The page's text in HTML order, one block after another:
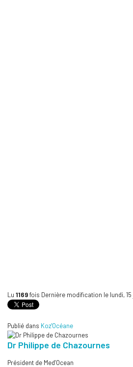
Lu 1169fois Dernière modification le lundi,
Publié dans Koz'Océane
Dr Philippe de Chazournes
Président de Med’Ocean